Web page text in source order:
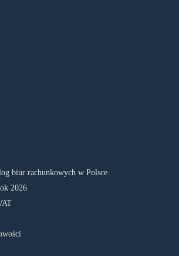
biur rachunkowych w Polsce
2026